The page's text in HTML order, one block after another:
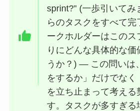
sprint?” (一歩引いてみ
らのタスクをすべて完
ークホルダーはこのス
りにどんな具体的な価
うか？) — この問いは
をするか」だけでなく
を立ち止まって考える
す。タスクが多すぎる